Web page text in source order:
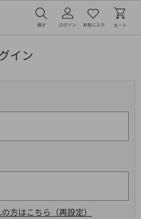
イン
方はこちら（再設定）